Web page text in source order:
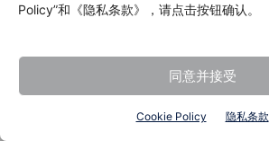
Policy”和《隐私条款》，请点击按钮确认。
同意并接受
Cookie Policy 隐私条款